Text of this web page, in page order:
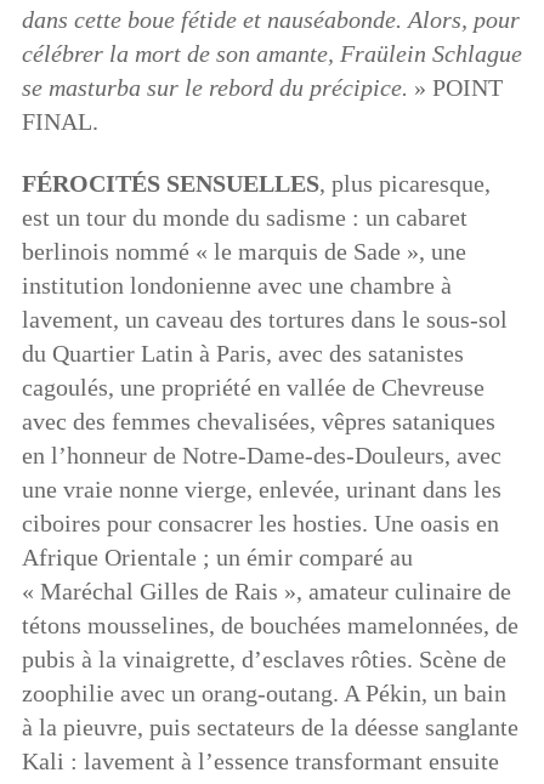
dans cette boue fétide et nauséabonde. Alors, pour
célébrer la mort de son amante, Fraülein Schlague
se masturba sur le rebord du précipice. » POINT
FINAL.
FÉROCITÉS SENSUELLES, plus picaresque,
est un tour du monde du sadisme : un cabaret
berlinois nommé « le marquis de Sade », une
institution londonienne avec une chambre à
lavement, un caveau des tortures dans le sous-sol
du Quartier Latin à Paris, avec des satanistes
cagoulés, une propriété en vallée de Chevreuse
avec des femmes chevalisées, vêpres sataniques
en l’honneur de Notre-Dame-des-Douleurs, avec
une vraie nonne vierge, enlevée, urinant dans les
ciboires pour consacrer les hosties. Une oasis en
Afrique Orientale ; un émir comparé au
« Maréchal Gilles de Rais », amateur culinaire de
tétons mousselines, de bouchées mamelonnées, de
pubis à la vinaigrette, d’esclaves rôties. Scène de
zoophilie avec un orang-outang. A Pékin, un bain
à la pieuvre, puis sectateurs de la déesse sanglante
Kali : lavement à l’essence transformant ensuite